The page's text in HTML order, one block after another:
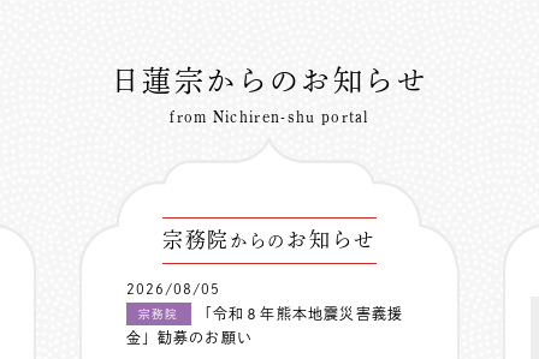
日蓮宗からのお知らせ
from Nichiren-shu portal
宗務院 からの お知らせ
2026/08/05
宗務院
「令和８年熊本地震災害義援
金」勧募のお願い